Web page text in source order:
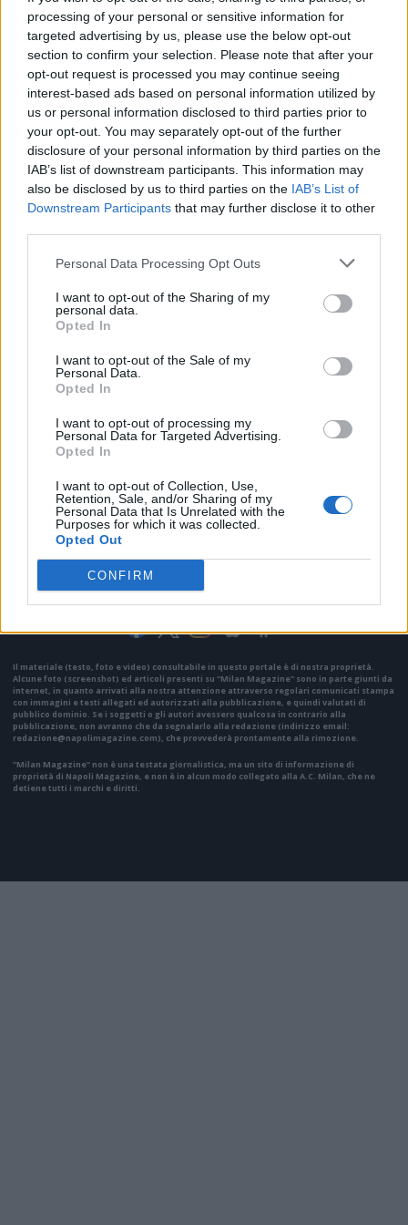
processing of your personal or sensitive information for
targeted advertising by us, please use the below opt-out
section to confirm your selection. Please note that after your
opt-out request is processed you may continue seeing
interest-based ads based on personal information utilized by
us or personal information disclosed to third parties prior to
your opt-out. You may separately opt-out of the further
disclosure of your personal information by third parties on the
IAB’s list of downstream participants. This information may
also be disclosed by us to third parties on the IAB’s List of
Downstream Participants that may further disclose it to other
Personal Data Processing Opt Outs
I want to opt-out of the Sharing of my
personal data.
Opted In
I want to opt-out of the Sale of my
Personal Data.
Opted In
I want to opt-out of processing my
Personal Data for Targeted Advertising.
Opted In
I want to opt-out of Collection, Use,
Retention, Sale, and/or Sharing of my
Personal Data that Is Unrelated with the
Purposes for which it was collected.
Opted Out
CONFIRM
alla loro terza serie playoff consecutiva. Anche in questo caso
si affrontano due formazioni reduci dalle fatiche di gara-5
(vincenti rispettivamente contro Trento e Tortona), ma il
pronostico della vigilia è nettamente sbilanciato.
Il successo interno delle V Nere in gara-1 si gioca infatti a
1,35, mentre il colpo esterno dei lagunari, come nell'ultimo
precedente dello scorso aprile, è dato a 3,10 Le due favorite
di gara-1 restano anche le principali favorite per la vittoria del
titolo. In lavagna comanda il tricolore dell’Olimpia Milano a
1,85, tallonato dalla Virtus Bologna a 2,85. Più staccate le due
outsider: il trionfo di Brescia paga 8,50 volte la posta, quota
VAI ALLA VERSIONE CLASSICA
Il materiale (testo, foto e video) consultabile in questo portale è di nostra proprietà.
Alcune foto (screenshot) ed articoli presenti su "Milan Magazine" sono in parte giunti da
internet, in quanto arrivati alla nostra attenzione attraverso regolari comunicati stampa
con immagini e testi allegati ed autorizzati alla pubblicazione, e quindi valutati di
pubblico dominio. Se i soggetti o gli autori avessero qualcosa in contrario alla
pubblicazione, non avranno che da segnalarlo alla redazione (indirizzo email:
redazione@napolimagazine.com), che provvederà prontamente alla rimozione.
"Milan Magazine" non è una testata giornalistica, ma un sito di informazione di
proprietà di Napoli Magazine, e non è in alcun modo collegato alla A.C. Milan, che ne
detiene tutti i marchi e diritti.